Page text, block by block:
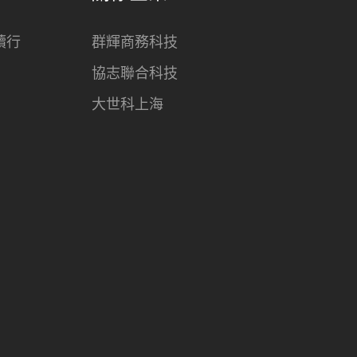
行
群輝商務科技
協志聯合科技
大世科上海